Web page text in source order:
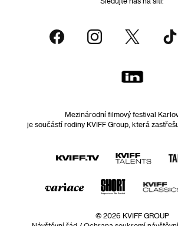
Mezinárodní filmový festival
je součástí rodiny KVIFF Group, která
© 2026 KVIFF GROUP